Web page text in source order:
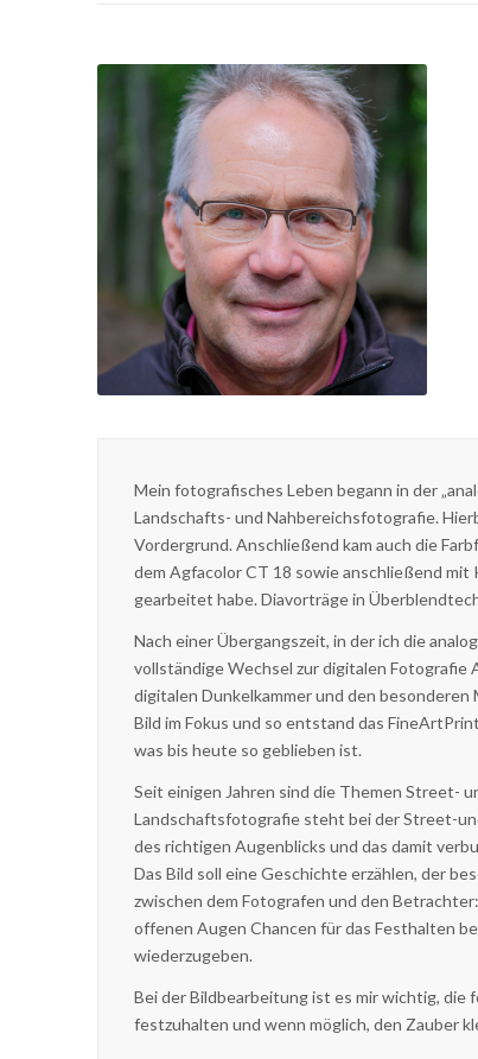
Mein fotografisches Leben begann in der
Landschafts- und Nahbereichsfotografie.
Vordergrund. Anschließend kam auch die
dem Agfacolor CT 18 sowie anschließend mit
gearbeitet habe. Diavorträge in
Nach einer Übergangszeit, in der ich die
vollständige Wechsel zur digitalen Fotografie
digitalen Dunkelkammer und den
Bild im Fokus und so entstand das
was bis heute so geblieben ist.
Seit einigen Jahren sind die Themen Street-
Landschaftsfotografie steht bei der Street-
des richtigen Augenblicks und das damit
Das Bild soll eine Geschichte erzählen, der
zwischen dem Fotografen und den
offenen Augen Chancen für das Festhalten
wiederzugeben.
Bei der Bildbearbeitung ist es mir wichtig,
festzuhalten und wenn möglich, den Zauber